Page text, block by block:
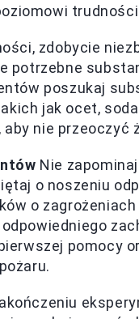
zdobycie
potrzebne
poszukaj
jak ocet,
nie przeoczyć
Nie
o noszeniu
o
pomocy